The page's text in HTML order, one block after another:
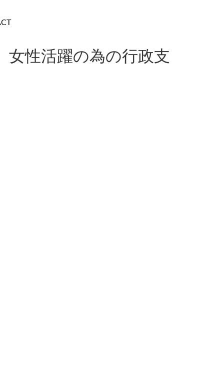
女性活躍の為の行政支